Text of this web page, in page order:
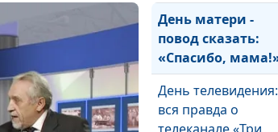
День матери -
повод сказать:
«Спасибо,
День телевидения:
вся правда о